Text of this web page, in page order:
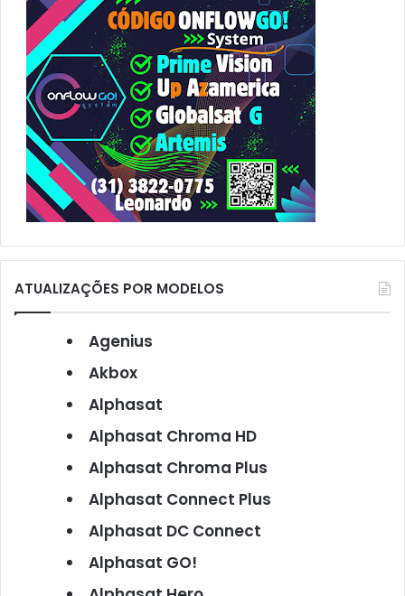
r
:
ATUALIZAÇÕES POR MODELOS
Agenius
Akbox
Alphasat
Alphasat Chroma HD
Alphasat Chroma Plus
Alphasat Connect Plus
Alphasat DC Connect
Alphasat GO!